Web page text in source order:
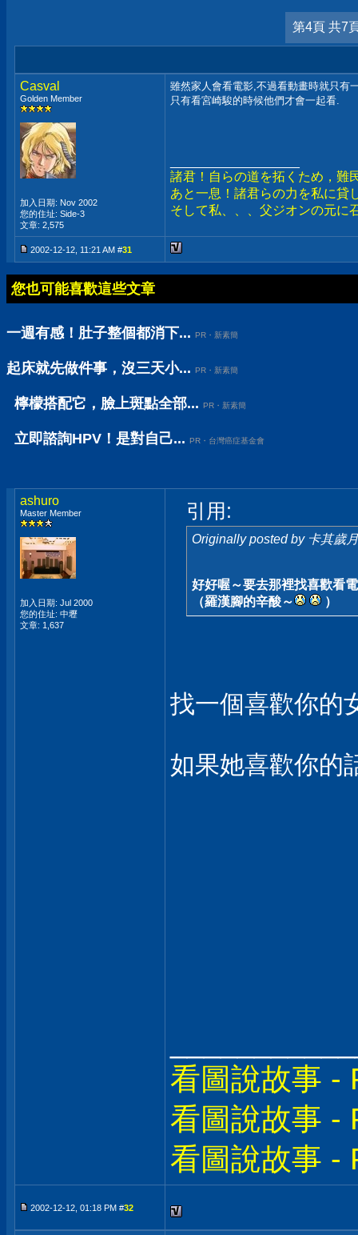
第4頁 共7
Casval
Golden Member
加入日期: Nov 2002
您的住址: Side-3
文章: 2,575
雖然家人會看電影,不過看動畫時就只有
只有看宮崎駿的時候他們才會一起看.
諸君！自らの道を拓くため，難
あと一息！諸君らの力を私に貸
そして私、、、父ジオンの元に
2002-12-12, 11:21 AM #31
您也可能喜歡這些文章
一週有感！肚子整個都消下... PR・新素簡
起床就先做件事，沒三天小... PR・新素簡
檸檬搭配它，臉上斑點全部... PR・新素簡
立即諮詢HPV！是對自己... PR・台灣癌症基金會
ashuro
Master Member
加入日期: Jul 2000
您的住址: 中壢
文章: 1,637
引用:
Originally posted by 卡其歲月
好好喔～要去那裡找喜歡看
（羅漢腳的辛酸～
）
找一個喜歡你的
如果她喜歡你的
看圖說故事 -
看圖說故事 -
看圖說故事 -
2002-12-12, 01:18 PM #32